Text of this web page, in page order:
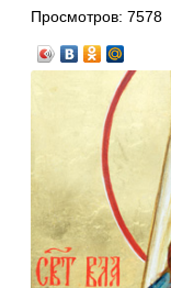
Просмотров: 7578